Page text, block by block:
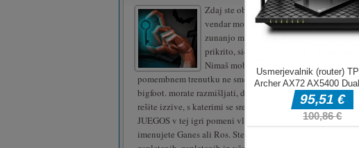
Zdaj ste obtičali v hiši, kot je Alcatraz,
vendar morate pobegniti iz kraja in imeti
zunanjo misijo, ki jo je treba opraviti
prikrito, sicer vas bodo zasedli roboti!
Nimaš mobi, tudi nimaš nič! V tako
pomembnem trenutku ne smeš biti neumen ali nedolžen
bigfoot. morate razmišljati, da poiščete črno skrinjico, da
rešite izzive, s katerimi se srečujete v vsaki sobi. Vaš
JUEGOS v tej igri pomeni vlogo detektiva, lahko se
imenujete Ganes ali Ros. Ste dovolj pametni za reševanje